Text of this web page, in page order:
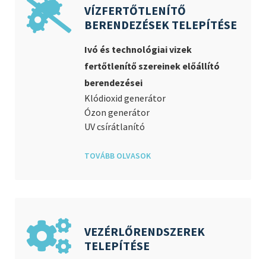
VÍZFERTŐTLENÍTŐ
BERENDEZÉSEK TELEPÍTÉSE
Ivó és technológiai vizek
fertőtlenítő szereinek előállító
berendezései
Klódioxid generátor
Ózon generátor
UV csírátlanító
TOVÁBB OLVASOK
VEZÉRLŐRENDSZEREK
TELEPÍTÉSE